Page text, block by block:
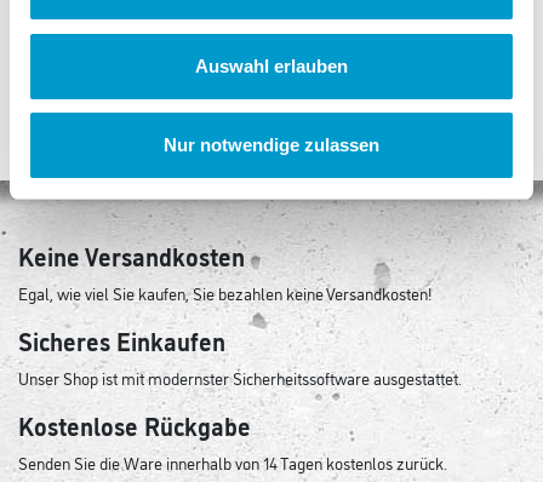
Auswahl erlauben
Nur notwendige zulassen
Keine Versandkosten
Egal, wie viel Sie kaufen, Sie bezahlen keine Versandkosten!
Sicheres Einkaufen
Unser Shop ist mit modernster Sicherheitssoftware ausgestattet.
Kostenlose Rückgabe
Senden Sie die Ware innerhalb von 14 Tagen kostenlos zurück.